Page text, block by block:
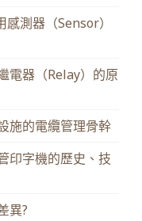
測器（Sensor）
電器（Relay）的原
施的電纜管理骨幹
印字機的歷史、技
異?